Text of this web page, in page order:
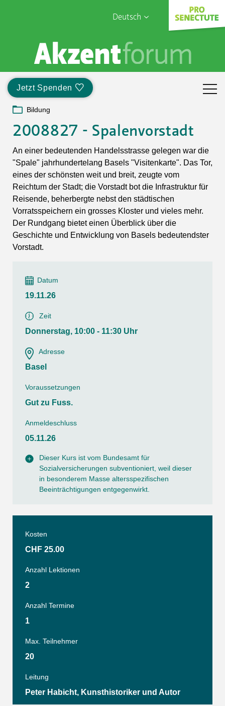
Deutsch
English
Français
Jetzt Spenden
Sophia Care
Bildung
2008827 - Spalenvorstadt
An einer bedeutenden Handelsstrasse gelegen war die
"Spale" jahrhundertelang Basels "Visitenkarte". Das Tor,
eines der schönsten weit und breit, zeugte vom
Reichtum der Stadt; die Vorstadt bot die Infrastruktur für
Reisende, beherbergte nebst den städtischen
Vorratsspeichern ein grosses Kloster und vieles mehr.
Der Rundgang bietet einen Überblick über die
Geschichte und Entwicklung von Basels bedeutendster
Vorstadt.
Datum
19.11.26
Zeit
Donnerstag, 10:00 - 11:30 Uhr
Adresse
Basel
Voraussetzungen
Gut zu Fuss.
Anmeldeschluss
05.11.26
Dieser Kurs ist vom Bundesamt für
Sozialversicherungen subventioniert, weil dieser
in besonderem Masse altersspezifischen
Beeinträchtigungen entgegenwirkt.
Kosten
CHF 25.00
Anzahl Lektionen
2
Anzahl Termine
1
Max. Teilnehmer
20
Leitung
Peter Habicht, Kunsthistoriker und Autor